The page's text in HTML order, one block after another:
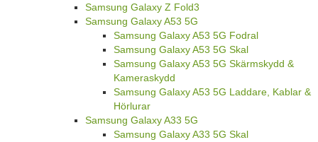
Samsung Galaxy Z Fold3
Samsung Galaxy A53 5G
Samsung Galaxy A53 5G Fodral
Samsung Galaxy A53 5G Skal
Samsung Galaxy A53 5G Skärmskydd &
Kameraskydd
Samsung Galaxy A53 5G Laddare, Kablar &
Hörlurar
Samsung Galaxy A33 5G
Samsung Galaxy A33 5G Skal